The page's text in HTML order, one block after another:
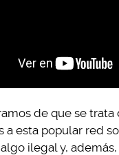
de que se
a esta popular red
ilegal y,